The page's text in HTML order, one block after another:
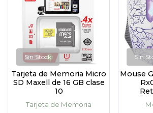
Sin Stock
Tarjeta de Memoria Micro
SD Maxell de 16 GB clase
10
Tarjeta de Memoria
Sin
Mouse